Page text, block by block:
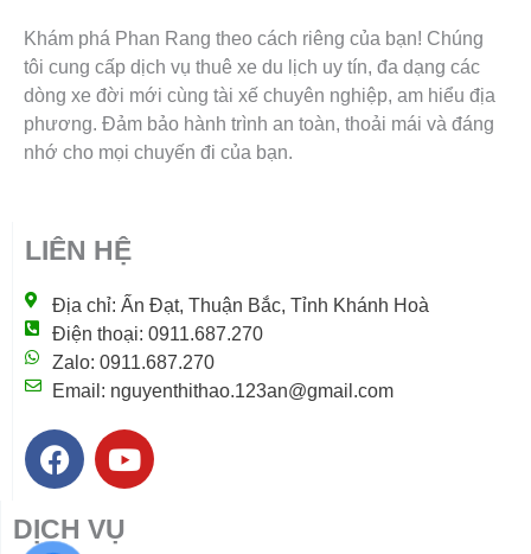
Khám phá Phan Rang theo cách riêng của bạn! Chúng
tôi cung cấp dịch vụ thuê xe du lịch uy tín, đa dạng các
dòng xe đời mới cùng tài xế chuyên nghiệp, am hiểu địa
phương. Đảm bảo hành trình an toàn, thoải mái và đáng
nhớ cho mọi chuyến đi của bạn.
LIÊN HỆ
Địa chỉ: Ấn Đạt, Thuận Bắc, Tỉnh Khánh Hoà
Điện thoại: 0911.687.270
Zalo: 0911.687.270
Email: nguyenthithao.123an@gmail.com
F
a
e
Y
o
t
DỊCH VỤ